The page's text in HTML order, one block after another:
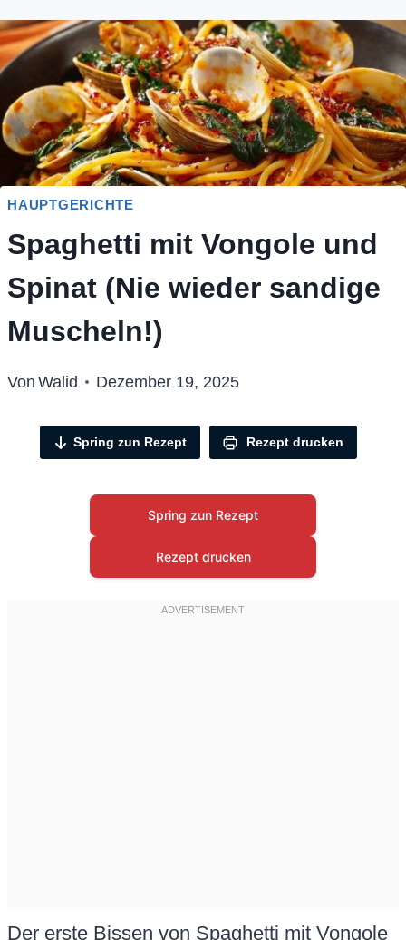
HAUPTGERICHTE
Spaghetti mit Vongole und
Spinat (Nie wieder sandige
Muscheln!)
Von Walid Dezember 19, 2025
Spring zun Rezept Rezept drucken
Spring zun Rezept
Rezept drucken
Der erste Bissen von Spaghetti mit Vongole